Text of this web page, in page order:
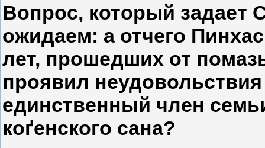
Вопрос, который задает
ожидаем: а отчего
лет, прошедших от
проявил
единственный член
коґенского сана?